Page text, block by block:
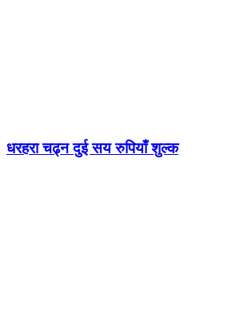
धरहरा चढ्न दुई सय रुपियाँ शुल्क